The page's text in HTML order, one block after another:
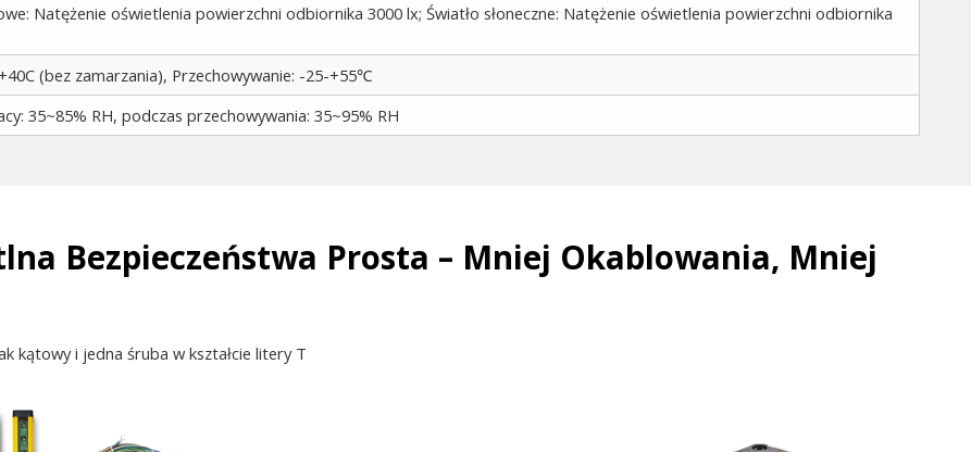
Natężenie oświetlenia powierzchni odbiornika 3000 lx; Światło słoneczne: Natężenie oświetlenia powierzchni odbiornika
(bez zamarzania), Przechowywanie: -25-+55℃
35~85% RH, podczas przechowywania: 35~95% RH
Bezpieczeństwa Prosta – Mniej Okablowania, Mniej
kątowy i jedna śruba w kształcie litery T